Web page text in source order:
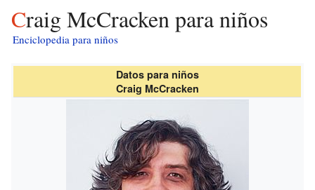
Craig McCracken para niños
Enciclopedia para niños
Datos para niños
Craig McCracken